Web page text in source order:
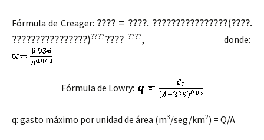
Fórmula de Creager: ???? = ????. ????????????????(????.
????????????????)????????−????, donde:
Fórmula de Lowry:
q: gasto máximo por unidad de área (m3/seg/km2) = Q/A